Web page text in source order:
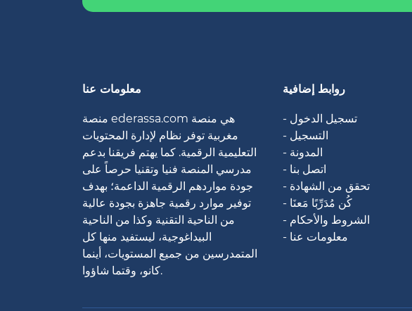
معلومات عنا
منصة ederassa.com هي منصة
مغربية توفر نظام لإدارة المحتويات
التعليمية الرقمية. كما يهتم فريقنا بدعم
مدرسي المنصة فنيا وتقنيا حرصاً على
جودة مواردهم الرقمية الداعمة؛ بهدف
توفير موارد رقمية جاهزة بجودة عالية
من الناحية التقنية وكذا من الناحية
البيداغوجية، ليستفيد منها كل
المتمدرسين من جميع المستويات، أينما
كانو، وقتما شاؤوا.
روابط إضافية
- تسجيل الدخول
- التسجيل
- المدونة
- اتصل بنا
- تحقق من الشهادة
- كُن مُدَرِّبًا مَعنَا
- الشروط والأحكام
- معلومات عنا